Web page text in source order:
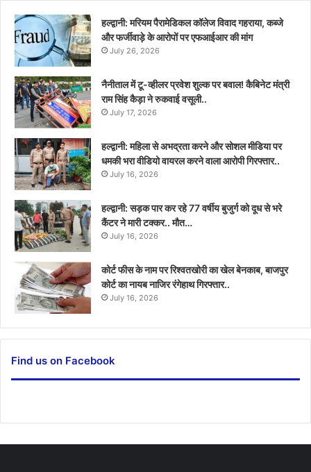
हल्द्वानी: मरियम पैरामेडिकल कॉलेज विवाद गहराया, कब्जे
और फर्जीवाड़े के आरोपों पर एफआईआर की मांग
July 26, 2026
नैनीताल में टू-व्हीलर प्रवेश शुल्क पर बवाल! कैबिनेट मंत्री
राम सिंह कैड़ा ने रुकवाई वसूली..
July 17, 2026
हल्द्वानी: महिला से अभद्रता करने और सोशल मीडिया पर
धमकी भरा वीडियो वायरल करने वाला आरोपी गिरफ्तार..
July 16, 2026
हल्द्वानी: सड़क पार कर रहे 77 वर्षीय बुजुर्ग को दूध से भरे
कैंटर ने मारी टक्कर.. मौत…
July 16, 2026
कोर्ट फीस के नाम पर रिश्वतखोरी का खेल बेनकाब, बाजपुर
कोर्ट का नायब नाजिर रंगेहाथ गिरफ्तार..
July 16, 2026
Find us on Facebook